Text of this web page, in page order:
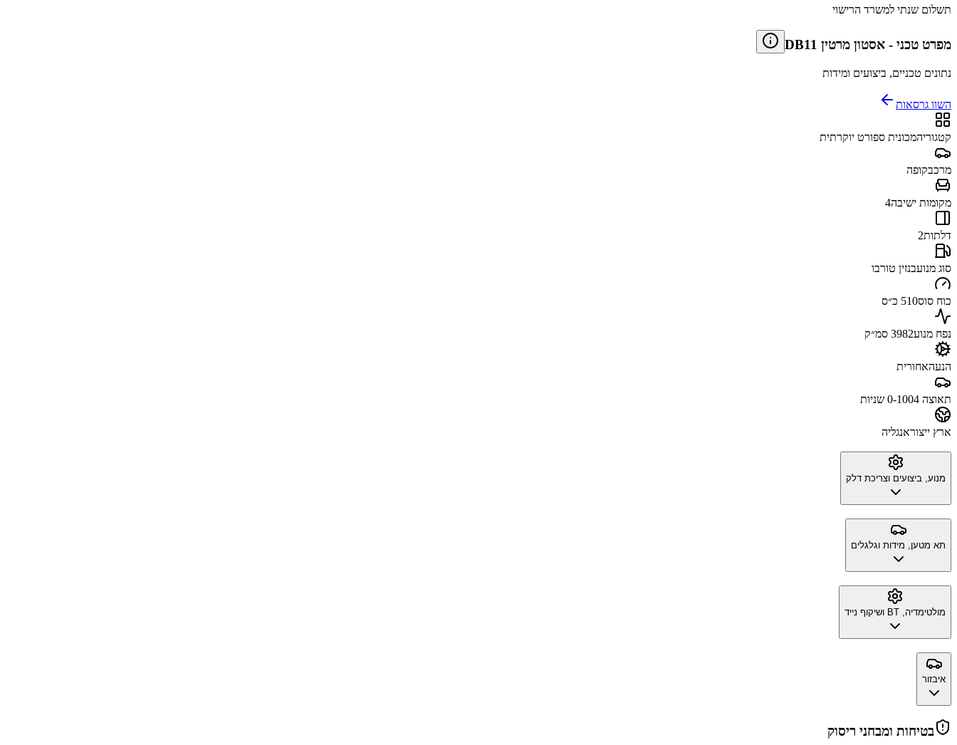
תשלום שנתי למשרד הרישוי
מפרט טכני - אסטון מרטין DB11
נתונים טכניים, ביצועים ומידות
השוו גרסאות
קטגוריהמכונית ספורט יוקרתית
מרכבקופה
מקומות ישיבה4
דלתות2
סוג מנועבנזין טורבו
כוח סוס510 כ״ס
נפח מנוע3982 סמ״ק
הנעהאחורית
תאוצה 0-100 4 שניות
ארץ ייצוראנגליה
מנוע, ביצועים וצריכת דלק
תא מטען, מידות וגלגלים
מולטימדיה, BT ושיקוף נייד
איבזור
בטיחות ומבחני ריסוק